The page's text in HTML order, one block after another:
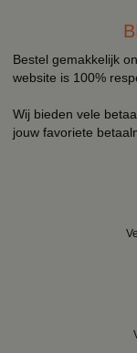
B
Bestel gemakkelijk
website is 100%
Wij bieden vele
jouw favoriete